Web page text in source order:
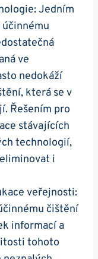
Jedním
ve
nedokáží
která se v
Řešením pro
stávajících
technologií,
i
veřejnosti:
čištění
informací a
tohoto